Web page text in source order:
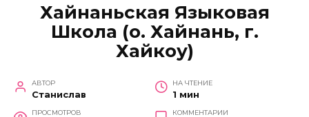
Хайнаньская Языковая
Школа (о. Хайнань, г.
Хайкоу)
АВТОР
Станислав
НА ЧТЕНИЕ
1 мин
ПРОСМОТРОВ КОММЕНТАРИИ